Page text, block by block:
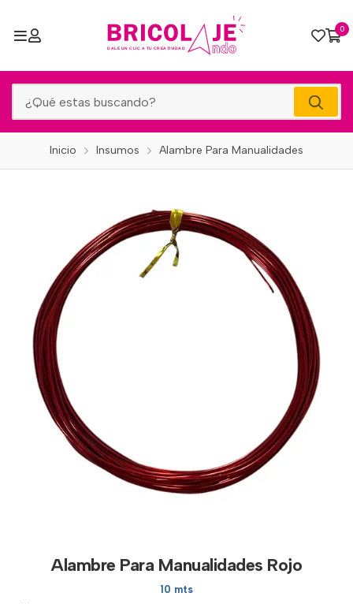
0
Inicio Insumos Alambre Para Manualidades
Alambre Para Manualidades Rojo
10 mts